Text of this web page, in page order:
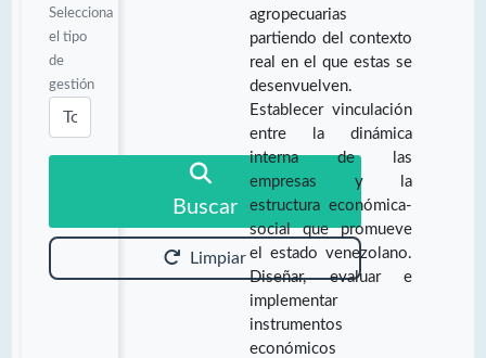
Selecciona
el tipo
de
gestión
Buscar
Limpiar
agropecuarias
partiendo del contexto
real en el que estas se
desenvuelven.
Establecer vinculación
entre la dinámica
interna de las
empresas y la
estructura económica-
social que promueve
el estado venezolano.
Diseñar, evaluar e
implementar
instrumentos
económicos